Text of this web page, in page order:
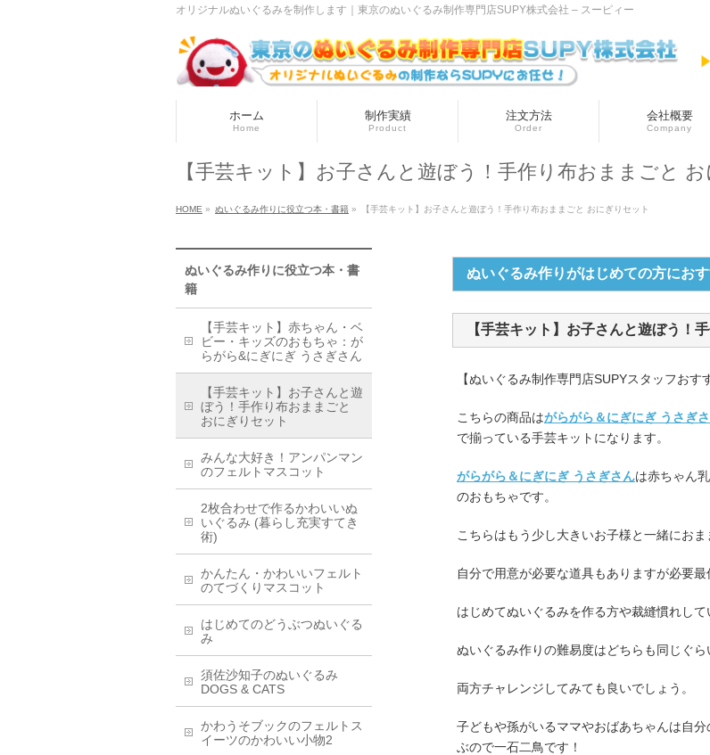
オリジナルぬいぐるみを制作します｜東京のぬいぐるみ制作専門店SUPY株式会社 – スーピィー
ホーム
Home
制作実績
Product
注文方法
Order
会社概要
Company
【手芸キット】お子さんと遊ぼう！手作り布おままごと
HOME » ぬいぐるみ作りに役立つ本・書籍 » 【手芸キット】お子さんと遊ぼう！手作り布おままごと おにぎりセット
ぬいぐるみ作りがはじめての方にお
【手芸キット】お子さんと遊ぼう！
【ぬいぐるみ制作専門店SUPYスタッフおす
こちらの商品はがらがら＆にぎにぎ うさぎ
で揃っている手芸キットになります。
がらがら＆にぎにぎ うさぎさんは赤ちゃん
のおもちゃです。
こちらはもう少し大きいお子様と一緒におま
自分で用意が必要な道具もありますが必要最
はじめてぬいぐるみを作る方や裁縫慣れして
ぬいぐるみ作りの難易度はどちらも同じぐら
両方チャレンジしてみても良いでしょう。
子どもや孫がいるママやおばあちゃんは自
ぶので一石二鳥です！
ぬいぐるみ作りに役立つ本・書
籍
【手芸キット】赤ちゃん・ベ
ビー・キッズのおもちゃ：が
らがら&にぎにぎ うさぎさん
【手芸キット】お子さんと遊
ぼう！手作り布おままごと
おにぎりセット
みんな大好き！アンパンマン
のフェルトマスコット
2枚合わせで作るかわいいぬ
いぐるみ (暮らし充実すてき
術)
かんたん・かわいいフェルト
のてづくりマスコット
はじめてのどうぶつぬいぐる
み
須佐沙知子のぬいぐるみ
DOGS & CATS
かわうそブックのフェルトス
イーツのかわいい小物2